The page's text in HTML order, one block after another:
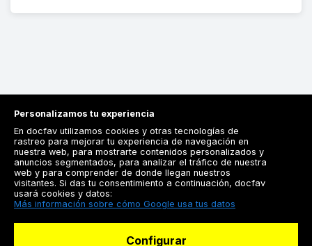
Registrarse
Docfav
Personalizamos tu experiencia
En docfav utilizamos cookies y otras tecnologías de
rastreo para mejorar tu experiencia de navegación en
nuestra web, para mostrarte contenidos personalizados y
anuncios segmentados, para analizar el tráfico de nuestra
web y para comprender de donde llegan nuestros
visitantes. Si das tu consentimiento a continuación, docfav
usará cookies y datos:
Más información sobre cómo Google usa tus datos
Configurar